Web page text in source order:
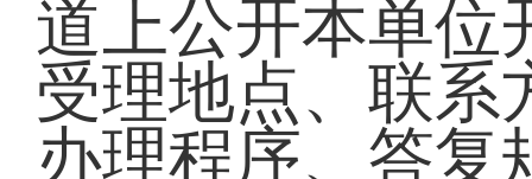
道上公开本单位
受理地点、联系
办理程序、答复